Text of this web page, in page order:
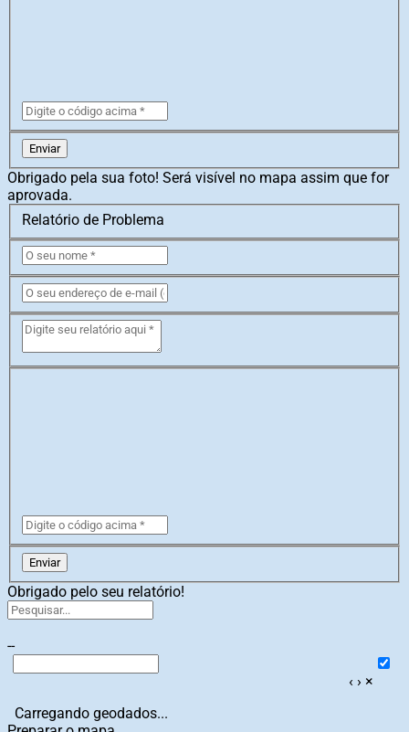
Enviar
Obrigado pela sua foto! Será visível no mapa assim que for
aprovada.
Relatório de Problema
Enviar
Obrigado pelo seu relatório!
--
‹ › ×
Carregando geodados...